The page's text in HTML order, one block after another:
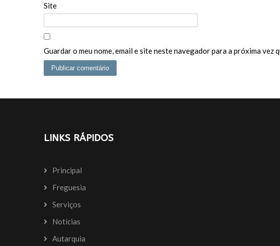
Site
Guardar o meu nome, email e site neste navegador para a próxima vez
LINKS RÁPIDOS
Principal
Freguesia
Serviços
Notícias
Autarquia